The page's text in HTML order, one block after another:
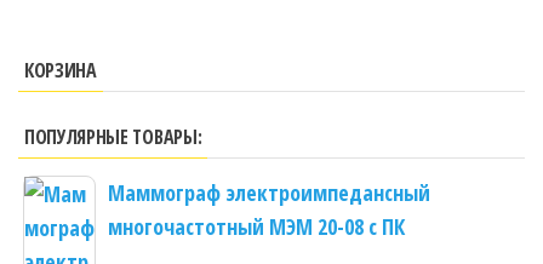
КОРЗИНА
ПОПУЛЯРНЫЕ ТОВАРЫ:
Mаммограф электроимпедансный
многочастотный МЭМ 20-08 с ПК